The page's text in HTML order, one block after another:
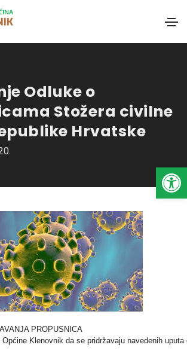
Open toolbar
Odluke o
Stožera civilne
Hrvatske
PROPUSNICA
Klenovnik da se pridržavaju navedenih uputa